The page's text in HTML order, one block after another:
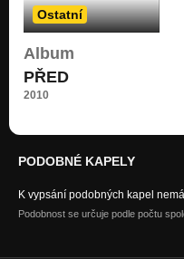
Ostatní
Album
PŘED
2010
PODOBNÉ KAPELY
K vypsání podobných kapel
Podobnost se určuje podle počtu